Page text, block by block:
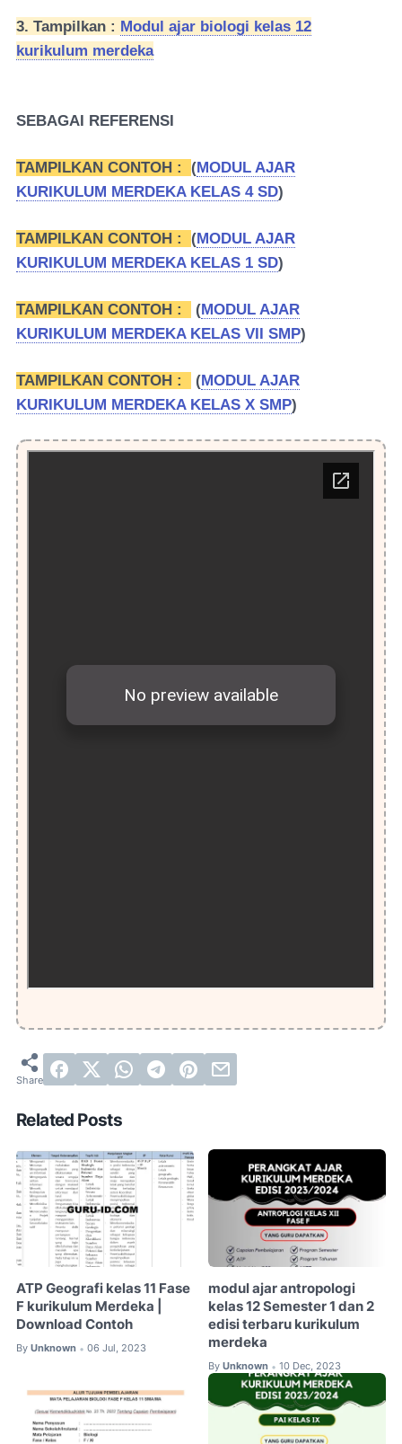
3. Tampilkan : Modul ajar biologi kelas 12
kurikulum merdeka
SEBAGAI REFERENSI
TAMPILKAN CONTOH : (MODUL AJAR
KURIKULUM MERDEKA KELAS 4 SD)
TAMPILKAN CONTOH : (MODUL AJAR
KURIKULUM MERDEKA KELAS 1 SD)
TAMPILKAN CONTOH : (MODUL AJAR
KURIKULUM MERDEKA KELAS VII SMP)
TAMPILKAN CONTOH : (MODUL AJAR
KURIKULUM MERDEKA KELAS X SMP)
Related Posts
ATP Geografi kelas 11 Fase
F kurikulum Merdeka |
Download Contoh
By Unknown • 06 Jul, 2023
modul ajar antropologi
kelas 12 Semester 1 dan 2
edisi terbaru kurikulum
merdeka
By Unknown • 10 Dec, 2023